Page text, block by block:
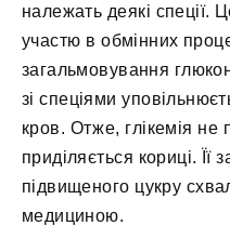
належать деякі спеції.
участю в обмінних
загальмовування
зі спеціями
кров. Отже, глікемія не
приділяється кориці. Її
підвищеного цукру
медициною.